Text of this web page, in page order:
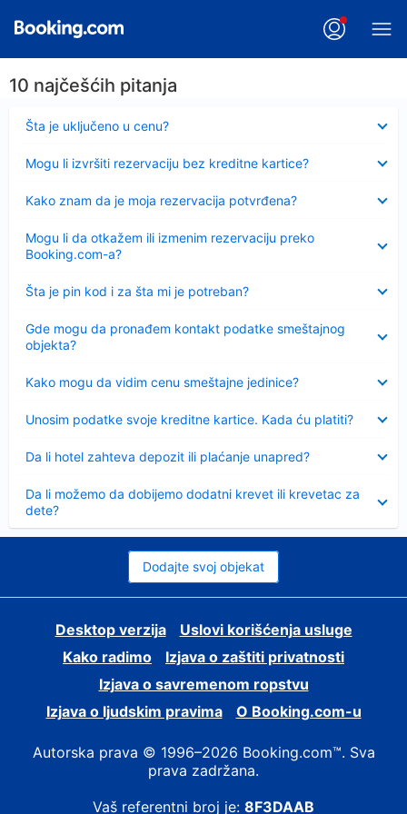
10 najčešćih pitanja
Šta je uključeno u cenu?
Sažeto
Mogu li izvršiti rezervaciju bez kreditne kartice?
Kako znam da je moja rezervacija potvrđena?
Mogu li da otkažem ili izmenim rezervaciju preko
Booking.com-a?
Šta je pin kod i za šta mi je potreban?
Sažeto
Gde mogu da pronađem kontakt podatke smeštajnog
objekta?
Kako mogu da vidim cenu smeštajne jedinice?
Unosim podatke svoje kreditne kartice. Kada ću platiti?
Da li hotel zahteva depozit ili plaćanje unapred?
Da li možemo da dobijemo dodatni krevet ili krevetac za
dete?
Dodajte svoj objekat
Desktop verzija
Uslovi korišćenja usluge
Kako radimo
Izjava o zaštiti privatnosti
Izjava o savremenom ropstvu
Izjava o ljudskim pravima
О Booking.com-u
Autorska prava © 1996–2026 Booking.com™. Sva
prava zadržana.
Vaš referentni broj je: 8F3DAAB